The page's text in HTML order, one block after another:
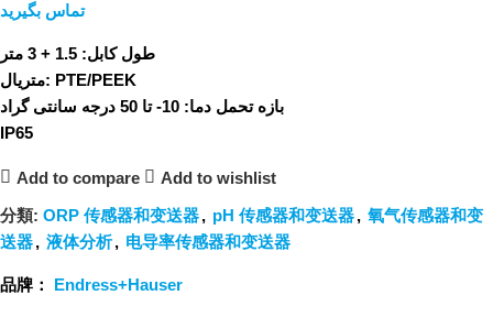
تماس بگیرید
طول کابل: 1.5 + 3 متر
متریال: PTE/PEEK
بازه تحمل دما: 10- تا 50 درجه سانتی گراد
IP65
Add to compare Add to wishlist
分類: ORP 传感器和变送器, pH 传感器和变送器, 氧气传感器和变
送器, 液体分析, 电导率传感器和变送器
品牌： Endress+Hauser